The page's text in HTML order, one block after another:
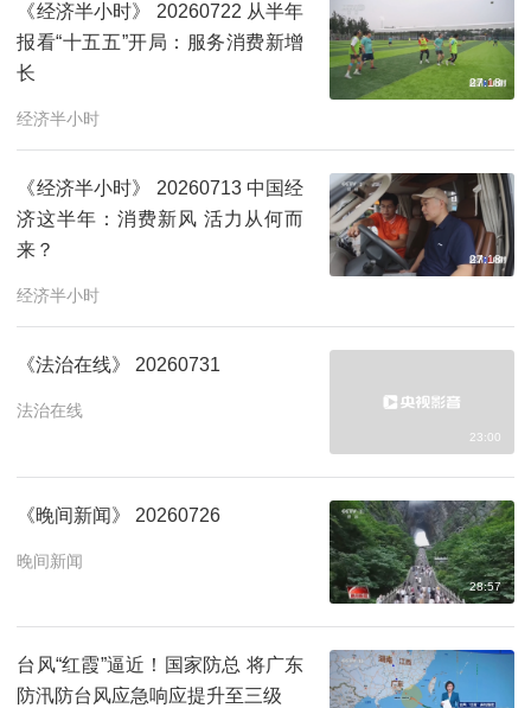
《经济半小时》 20260722 从半年
报看“十五五”开局：服务消费新增
长
经济半小时
27:18
《经济半小时》 20260713 中国经
济这半年：消费新风 活力从何而
来？
经济半小时
27:18
《法治在线》 20260731
法治在线
23:00
《晚间新闻》 20260726
晚间新闻
28:57
台风“红霞”逼近！国家防总 将广东
防汛防台风应急响应提升至三级